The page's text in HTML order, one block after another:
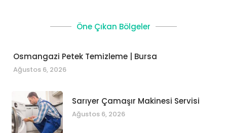
Öne Çıkan Bölgeler
Osmangazi Petek Temizleme | Bursa
Ağustos 6, 2026
Sarıyer Çamaşır Makinesi Servisi
Ağustos 6, 2026